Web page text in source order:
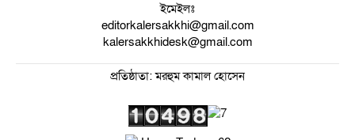
ইমেইলঃ
editorkalersakkhi@gmail.com
kalersakkhidesk@gmail.com
প্রতিষ্ঠাতা: মরহুম কামাল হোসেন